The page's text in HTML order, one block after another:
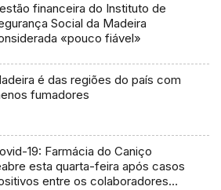
financeira do Instituto de
Social da Madeira
«pouco fiável»
é das regiões do país com
fumadores
19: Farmácia do Caniço
esta quarta-feira após casos
entre os colaboradores